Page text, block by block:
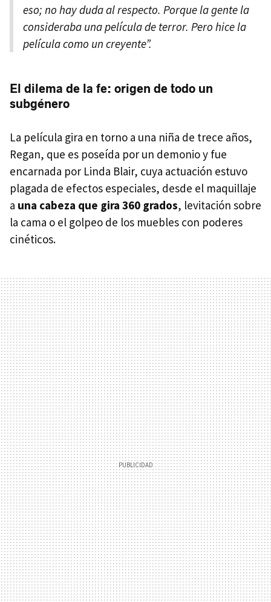
eso; no hay duda al respecto. Porque la gente la
consideraba una película de terror. Pero hice la
película como un creyente”.
El dilema de la fe: origen de todo un
subgénero
La película gira en torno a una niña de trece años,
Regan, que es poseída por un demonio y fue
encarnada por Linda Blair, cuya actuación estuvo
plagada de efectos especiales, desde el maquillaje
a una cabeza que gira 360 grados, levitación sobre
la cama o el golpeo de los muebles con poderes
cinéticos.